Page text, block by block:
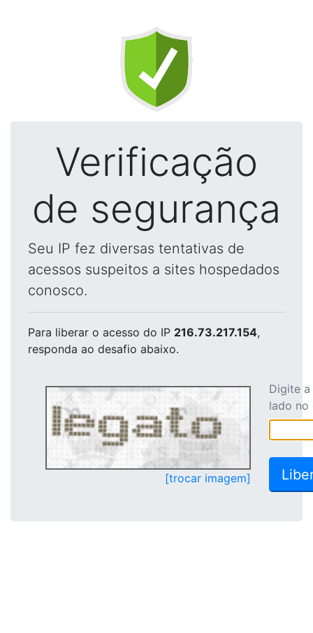
Verificação
de segurança
Seu IP fez diversas tentativas de
acessos suspeitos a sites hospedados
conosco.
Para liberar o acesso do IP 216.73.217.154,
responda ao desafio abaixo.
[trocar imagem]
Digite
lado no